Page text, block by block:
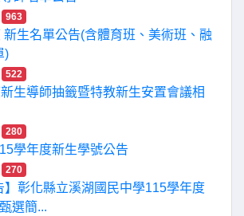
963
新生名單公告(含體育班、美術班、融
)
522
生導師抽籤暨特教新生安置會議相
280
學年度新生學號公告
270
】彰化縣立溪湖國民中學115學年度
選簡...